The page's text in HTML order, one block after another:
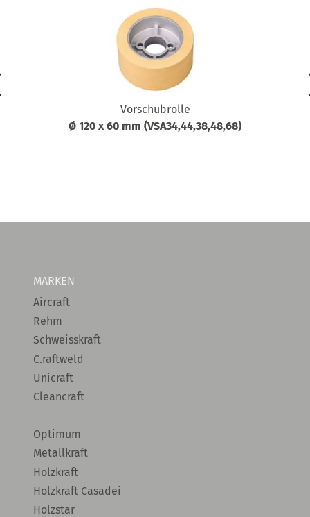
Vorschubrolle
Ø 120 x 60 mm (VSA34,44,38,48,68)
MARKEN
Aircraft
Rehm
Schweisskraft
C.raftweld
Unicraft
Cleancraft
Optimum
Metallkraft
Holzkraft
Holzkraft Casadei
Holzstar